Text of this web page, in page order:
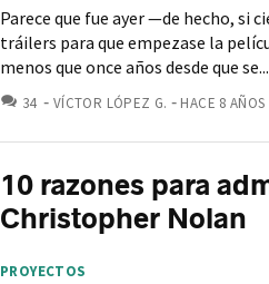
Parece que fue ayer —de hecho, si
tráilers para que empezase la
menos que once años desde que se...
34 COMENTARIOS
VÍCTOR LÓPEZ G. HACE 8 AÑOS
10 razones para
Christopher Nolan
PROYECTOS